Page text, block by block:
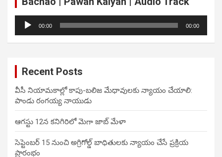
Audio
Player
00:00 00:00
Recent Posts
వీసీ నియామకాల్లో కాపు-బలిజ మేధావులకు న్యాయం చేయాలి:
పాండు రంగయ్య నాయుడు
ఆగస్టు 12న కనిగిరిలో మెగా జాబ్ మేళా
సెప్టెంబర్ 15 నుంచి అగ్రిగోల్డ్ బాధితులకు న్యాయం చేసే ప్రక్రియ
ప్రారంభం